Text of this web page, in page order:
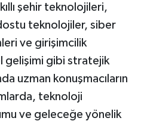
şehir teknolojileri,
teknolojiler, siber
ve girişimcilik
gelişimi gibi stratejik
uzman konuşmacıların
teknoloji
ve geleceğe yönelik